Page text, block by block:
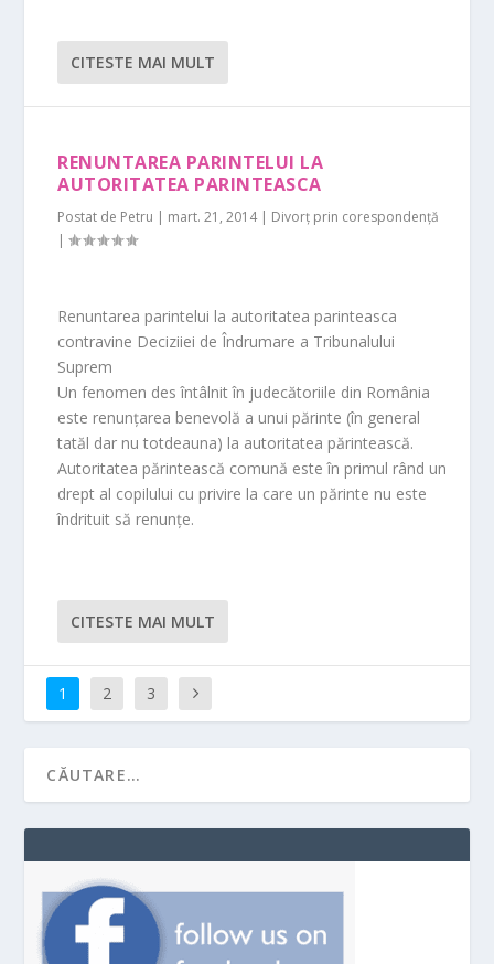
CITESTE MAI MULT
RENUNTAREA PARINTELUI LA
AUTORITATEA PARINTEASCA
Postat de Petru | mart. 21, 2014| Divorț prin corespondență
|
Renuntarea parintelui la autoritatea parinteasca
contravine Deciziiei de Îndrumare a Tribunalului
Suprem
Un fenomen des întâlnit în judecătoriile din România
este renunţarea benevolă a unui părinte (în general
tatăl dar nu totdeauna) la autoritatea părintească.
Autoritatea părintească comună este în primul rând un
drept al copilului cu privire la care un părinte nu este
îndrituit să renunţe.
CITESTE MAI MULT
1 2 3